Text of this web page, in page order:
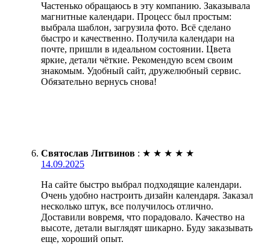
Частенько обращаюсь в эту компанию. Заказывала
магнитные календари. Процесс был простым:
выбрала шаблон, загрузила фото. Всё сделано
быстро и качественно. Получила календари на
почте, пришли в идеальном состоянии. Цвета
яркие, детали чёткие. Рекомендую всем своим
знакомым. Удобный сайт, дружелюбный сервис.
Обязательно вернусь снова!
Святослав Литвинов : ★ ★ ★ ★ ★
14.09.2025
На сайте быстро выбрал подходящие календари.
Очень удобно настроить дизайн календаря. Заказал
несколько штук, все получилось отлично.
Доставили вовремя, что порадовало. Качество на
высоте, детали выглядят шикарно. Буду заказывать
еще, хороший опыт.